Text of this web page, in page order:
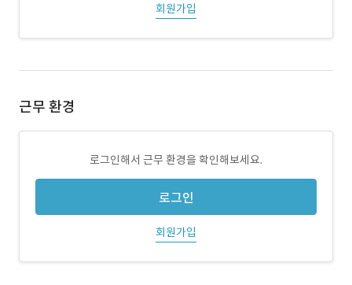
회원가입
근무 환경
로그인해서 근무 환경을 확인해보세요.
로그인
회원가입